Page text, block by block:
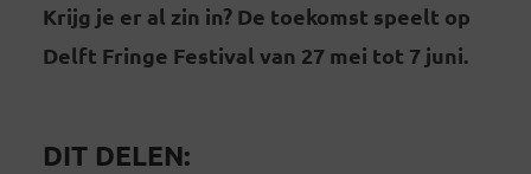
Krijg je er al zin in? De toekomst speelt op
Delft Fringe Festival van 27 mei tot 7 juni.
DIT DELEN: